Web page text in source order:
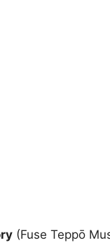
(Fuse Teppō